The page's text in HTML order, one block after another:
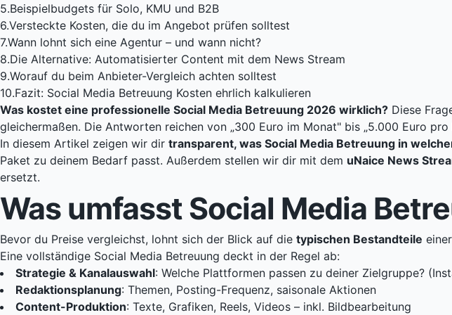
5.Beispielbudgets für Solo, KMU und B2B
6.Versteckte Kosten, die du im Angebot prüfen solltest
7.Wann lohnt sich eine Agentur – und wann nicht?
8.Die Alternative: Automatisierter Content mit dem News Stream
9.Worauf du beim Anbieter-Vergleich achten solltest
10.Fazit: Social Media Betreuung Kosten ehrlich kalkulieren
Was kostet eine professionelle Social Media Betreuung 2026 wirklich? Diese
gleichermaßen. Die Antworten reichen von „300 Euro im Monat" bis „5.000 Euro
In diesem Artikel zeigen wir dir transparent, was Social Media Betreuung in
Paket zu deinem Bedarf passt. Außerdem stellen wir dir mit dem uNaice News
ersetzt.
Was umfasst Social Media
Bevor du Preise vergleichst, lohnt sich der Blick auf die typischen Bestandteile
Eine vollständige Social Media Betreuung deckt in der Regel ab:
Strategie & Kanalauswahl: Welche Plattformen passen zu deiner Zielgruppe?
Redaktionsplanung: Themen, Posting-Frequenz, saisonale Aktionen
Content-Produktion: Texte, Grafiken, Reels, Videos – inkl. Bildbearbeitung